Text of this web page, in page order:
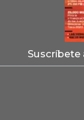
Suscríbete